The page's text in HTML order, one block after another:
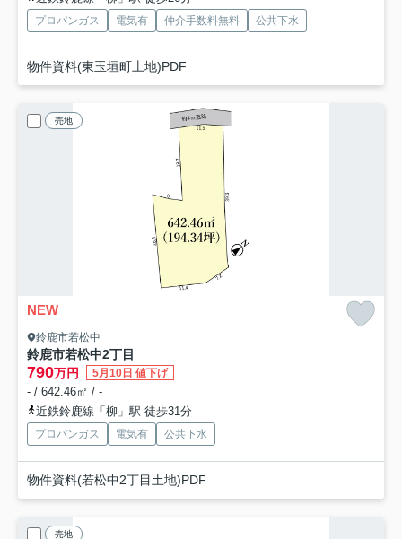
プロパンガス 電気有 仲介手数料無料 公共下水
物件資料(東玉垣町土地)PDF
売地
NEW
鈴鹿市若松中
鈴鹿市若松中2丁目
790万円 5月10日 値下げ
- / 642.46㎡ / -
近鉄鈴鹿線「柳」駅 徒歩31分
プロパンガス 電気有 公共下水
物件資料(若松中2丁目土地)PDF
売地